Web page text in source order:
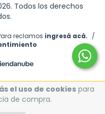
el uso de cookies para
de compra.
Todos los derechos
reclamos ingresá acá. /